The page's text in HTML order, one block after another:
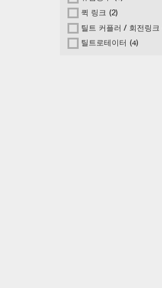
퀵 링크 (2)
틸트 커플러 / 회전링크
틸트로테이터 (4)